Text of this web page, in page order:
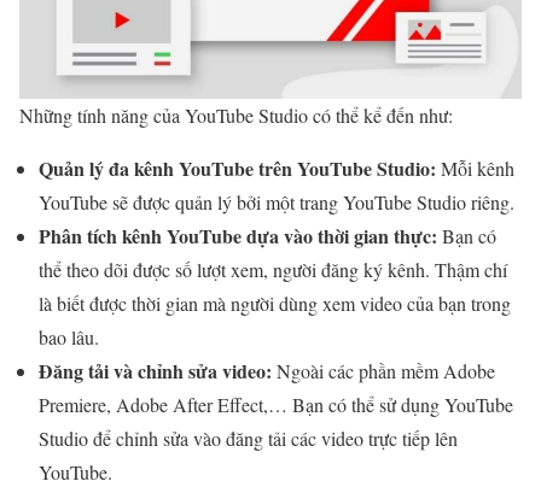
Những tính năng của YouTube Studio có thể kể đến như:
Quản lý đa kênh YouTube trên YouTube Studio: Mỗi kênh
YouTube sẽ được quản lý bởi một trang YouTube Studio riêng.
Phân tích kênh YouTube dựa vào thời gian thực: Bạn có
thể theo dõi được số lượt xem, người đăng ký kênh. Thậm chí
là biết được thời gian mà người dùng xem video của bạn trong
bao lâu.
Đăng tải và chỉnh sửa video: Ngoài các phần mềm Adobe
Premiere, Adobe After Effect,… Bạn có thể sử dụng YouTube
Studio để chỉnh sửa vào đăng tải các video trực tiếp lên
YouTube.